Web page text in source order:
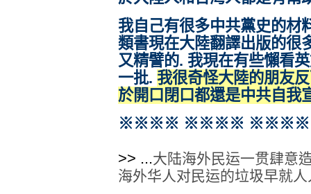
我自己有很多中共黨史的材
類書現在大陸翻譯出版的很
又精譬的. 我現在有些懶看
一批. 我很奇怪大陸的朋友
於開口閉口都還是中共自我
※※ ※※ ※※ ※※ ※※ ※※
>> ...大陆海外民运一贯肆意
海外华人对民运的垃圾早就